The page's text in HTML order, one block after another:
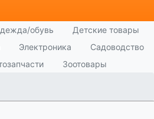
обувь
Детские товары
Электроника
Садоводство
Зоотовары